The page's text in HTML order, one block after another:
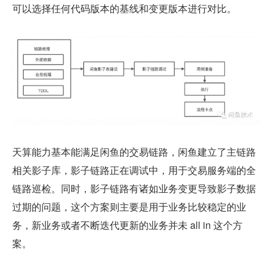
可以选择任何代码版本的基线和变更版本进行对比。
天算能力基本能满足闲鱼的交易链路，闲鱼建立了主链路
相关影子库，影子链路正在调试中，用于交易服务端的全
链路巡检。同时，影子链路有诸如业务变更导致影子数据
过期的问题，这个方案则主要是用于业务比较稳定的业
务，新业务或者不断迭代更新的业务并未 all in 这个方
案。